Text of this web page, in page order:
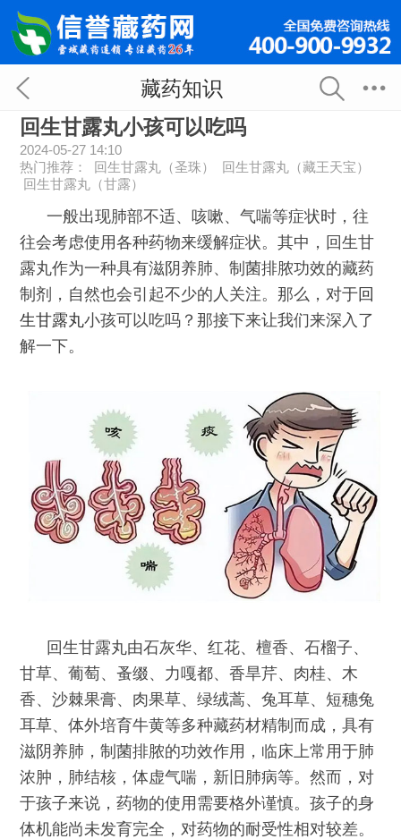
藏药知识
回生甘露丸小孩可以吃吗
2024-05-27 14:10
热门推荐： 回生甘露丸（圣珠）
回生甘露丸（藏王天宝）
回生甘露丸（甘露）
一般出现肺部不适、咳嗽、气喘等症状时，往
往会考虑使用各种药物来缓解症状。其中，回生甘
露丸作为一种具有滋阴养肺、制菌排脓功效的藏药
制剂，自然也会引起不少的人关注。那么，对于回
生甘露丸小孩可以吃吗？那接下来让我们来深入了
解一下。
回生甘露丸由石灰华、红花、檀香、石榴子、
甘草、葡萄、蚤缀、力嘎都、香旱芹、肉桂、木
香、沙棘果膏、肉果草、绿绒蒿、兔耳草、短穗兔
耳草、体外培育牛黄等多种藏药材精制而成，具有
滋阴养肺，制菌排脓的功效作用，临床上常用于肺
浓肿，肺结核，体虚气喘，新旧肺病等。然而，对
于孩子来说，药物的使用需要格外谨慎。孩子的身
体机能尚未发育完全，对药物的耐受性相对较差。